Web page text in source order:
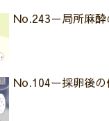
No.243－局所麻
No.104ー採卵後